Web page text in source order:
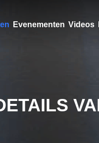
Evenementen Videos